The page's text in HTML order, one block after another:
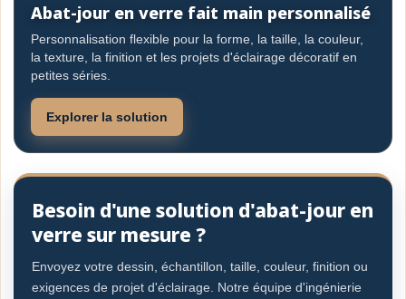
Abat-jour en verre fait main personnalisé
Personnalisation flexible pour la forme, la taille, la couleur,
la texture, la finition et les projets d'éclairage décoratif en
petites séries.
Explorer la solution
Besoin d'une solution d'abat-jour en
verre sur mesure ?
Envoyez votre dessin, échantillon, taille, couleur, finition ou
exigences de projet d'éclairage. Notre équipe d'ingénierie